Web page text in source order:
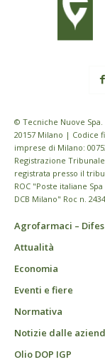
© Tecniche Nuove
20157 Milano | Codice
imprese di Milano:
Registrazione
registrata presso il
ROC "Poste italiane
DCB Milano" Roc n.
Agrofarmaci –
Attualità
Economia
Eventi e fiere
Normativa
Notizie dalle
Olio DOP IGP